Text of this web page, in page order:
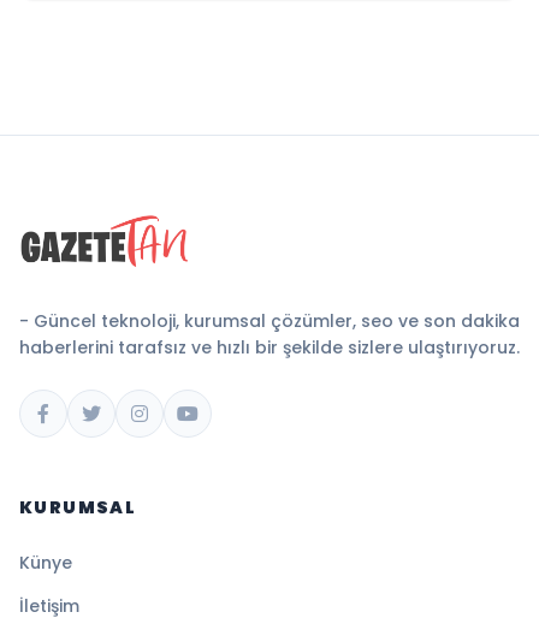
- Güncel teknoloji, kurumsal çözümler, seo ve son dakika
haberlerini tarafsız ve hızlı bir şekilde sizlere ulaştırıyoruz.
KURUMSAL
Künye
İletişim